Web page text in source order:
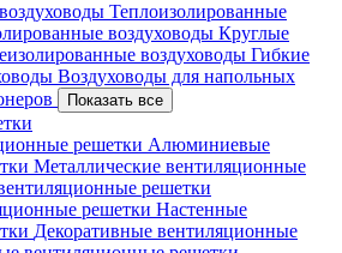
Теплоизолированные
воздуховоды Круглые
воздуховоды Гибкие
Воздуховоды для напольных
Показать все
решетки Алюминиевые
Металлические вентиляционные
решетки
решетки Настенные
Декоративные вентиляционные